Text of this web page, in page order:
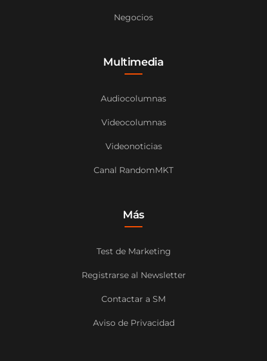
Negocios
Multimedia
Audiocolumnas
Videocolumnas
Videonoticias
Canal RandomMKT
Más
Test de Marketing
Registrarse al Newsletter
Contactar a SM
Aviso de Privacidad